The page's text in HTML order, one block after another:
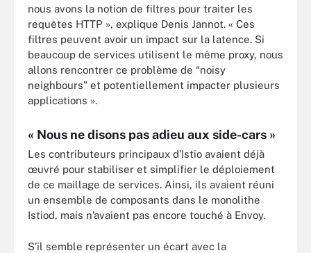
nous avons la notion de filtres pour traiter les
requêtes HTTP », explique Denis Jannot. « Ces
filtres peuvent avoir un impact sur la latence. Si
beaucoup de services utilisent le même proxy, nous
allons rencontrer ce problème de “noisy
neighbours” et potentiellement impacter plusieurs
applications ».
« Nous ne disons pas adieu aux side-cars »
Les contributeurs principaux d’Istio avaient déjà
œuvré pour stabiliser et simplifier le déploiement
de ce maillage de services. Ainsi, ils avaient réuni
un ensemble de composants dans le monolithe
Istiod, mais n’avaient pas encore touché à Envoy.
S’il semble représenter un écart avec la